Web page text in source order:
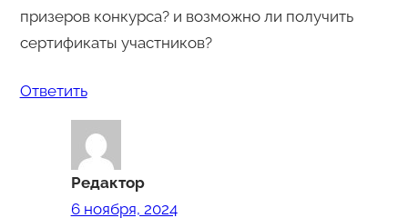
призеров конкурса? и возможно ли получить
сертификаты участников?
Ответить
Редактор
6 ноября, 2024